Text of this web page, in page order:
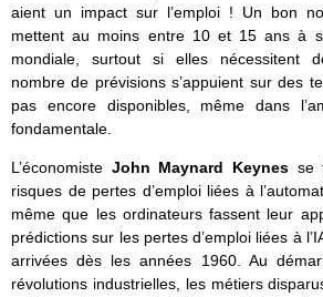
aient un impact sur l’emploi ! Un bon
mettent au moins entre 10 et 15 ans à
mondiale, surtout si elles nécessitent
nombre de prévisions s’appuient sur des
pas encore disponibles, même dans
fondamentale.
L’économiste John Maynard Keynesse
risques de pertes d’emploi liées à
même que les ordinateurs fassent leur
prédictions sur les pertes d’emploi liées à
arrivées dès les années 1960. Au
révolutions industrielles, les métiers